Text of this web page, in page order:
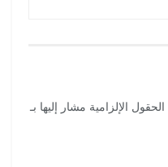
الحقول الإلزامية مشار إليها بـ